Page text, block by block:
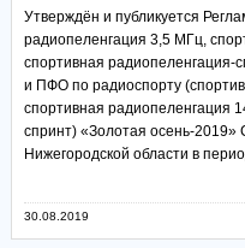
Утверждён и публикуется
радиопеленгация 3,5 МГц,
спортивная
и ПФО по радиоспорту
спортивная радиопеленгация
спринт) «Золотая осень-2019»
Нижегородской области в
30.08.2019